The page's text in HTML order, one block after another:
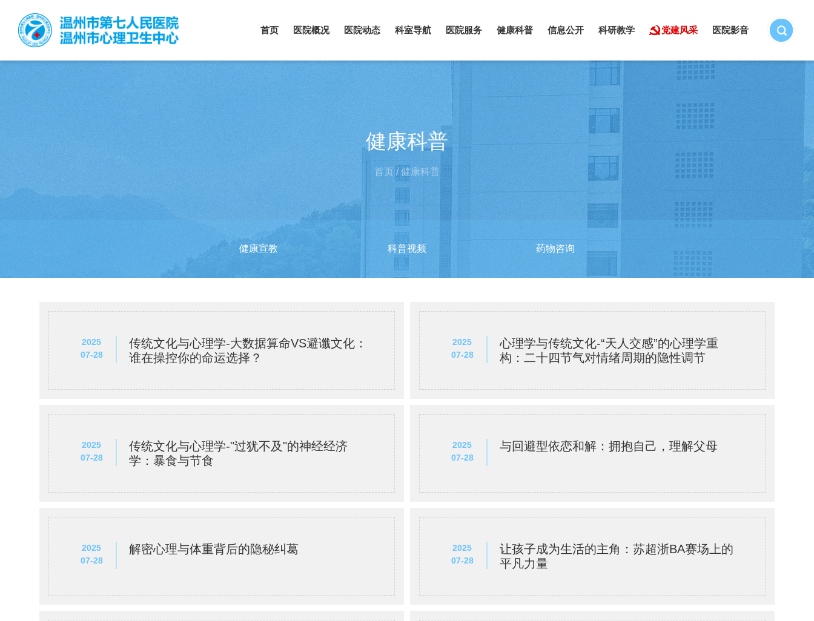
首页 医院概况 医院动态 科室导航 医院服务 健康科普 信息公开 科研教学 党建风采 医院影音
健康科普
首页 /健康科普
健康宣教 科普视频 药物咨询
2025
07-28
传统文化与心理学-大数据算命VS避谶文化：
谁在操控你的命运选择？
2025
07-28
心理学与传统文化-“天人交感”的心理学重
构：二十四节气对情绪周期的隐性调节
2025
07-28
传统文化与心理学-"过犹不及"的神经经济
学：暴食与节食
2025
07-28
与回避型依恋和解：拥抱自己，理解父母
2025
07-28
解密心理与体重背后的隐秘纠葛
2025
07-28
让孩子成为生活的主角：苏超浙BA赛场上的
平凡力量